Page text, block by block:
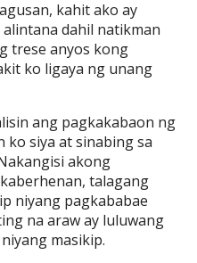
kahit ako ay
dahil natikman
trese anyos kong
ko ligaya ng unang
ang pagkakabaon ng
siya at sinabing sa
akong
talagang
niyang pagkababae
na araw ay luluwang
masikip.